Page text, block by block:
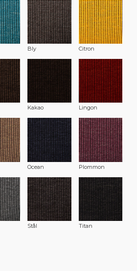
Bly Citron
Kakao Lingon
Ocean Plommon
Stål Titan